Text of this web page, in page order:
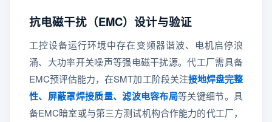
抗电磁干扰（EMC）设计与验证
工控设备运行环境中存在变频器谐波、电机启停浪
涌、大功率开关噪声等强电磁干扰源。代工厂需具备
EMC预评估能力，在SMT加工阶段关注接地焊盘完整
性、屏蔽罩焊接质量、滤波电容布局等关键细节。具
备EMC暗室或与第三方测试机构合作能力的代工厂，